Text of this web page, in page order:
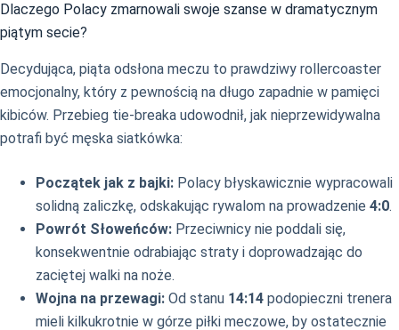
Dlaczego Polacy zmarnowali swoje szanse w dramatycznym
piątym secie?
Decydująca, piąta odsłona meczu to prawdziwy rollercoaster
emocjonalny, który z pewnością na długo zapadnie w pamięci
kibiców. Przebieg tie-breaka udowodnił, jak nieprzewidywalna
potrafi być męska siatkówka:
Początek jak z bajki: Polacy błyskawicznie wypracowali
solidną zaliczkę, odskakując rywalom na prowadzenie 4:0.
Powrót Słoweńców: Przeciwnicy nie poddali się,
konsekwentnie odrabiając straty i doprowadzając do
zaciętej walki na noże.
Wojna na przewagi: Od stanu 14:14 podopieczni trenera
mieli kilkukrotnie w górze piłki meczowe, by ostatecznie